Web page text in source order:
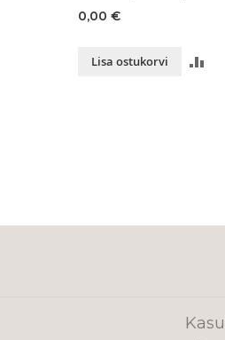
0,00 €
Lisa ostukorvi